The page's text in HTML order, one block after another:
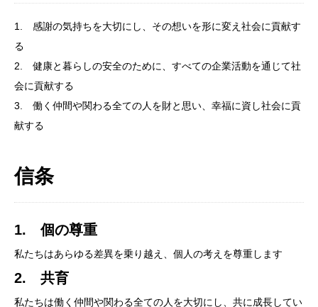
1. 感謝の気持ちを大切にし、その想いを形に変え社会に貢献す
る
2. 健康と暮らしの安全のために、すべての企業活動を通じて社
会に貢献する
3. 働く仲間や関わる全ての人を財と思い、幸福に資し社会に貢
献する
信条
1. 個の尊重
私たちはあらゆる差異を乗り越え、個人の考えを尊重します
2. 共育
私たちは働く仲間や関わる全ての人を大切にし、共に成長してい